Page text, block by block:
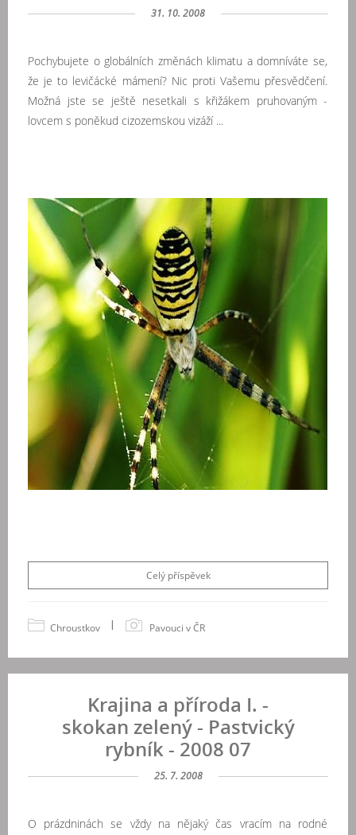
31. 10. 2008
Pochybujete o globálních změnách klimatu a domníváte se,
že je to levičácké mámení? Nic proti Vašemu přesvědčení.
Možná jste se ještě nesetkali s křižákem pruhovaným -
lovcem s poněkud cizozemskou vizáží ...
Celý příspěvek
Chroustkov | Pavouci v ČR
Krajina a příroda I. -
skokan zelený - Pastvický
rybník - 2008 07
25. 7. 2008
O prázdninách se vždy na nějaký čas vracím na rodné